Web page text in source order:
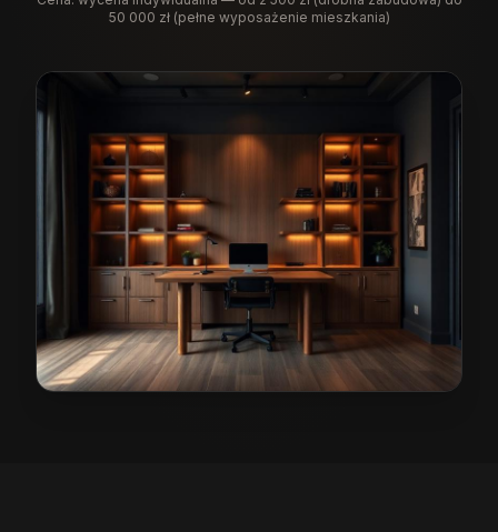
50 000 zł (pełne wyposażenie mieszkania)